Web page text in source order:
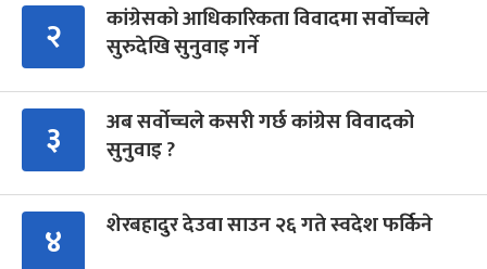
२
कांग्रेसको आधिकारिकता विवादमा सर्वोच्चले
सुरुदेखि सुनुवाइ गर्ने
३
अब सर्वोच्चले कसरी गर्छ कांग्रेस विवादको
सुनुवाइ ?
४ शेरबहादुर देउवा साउन २६ गते स्वदेश फर्किने